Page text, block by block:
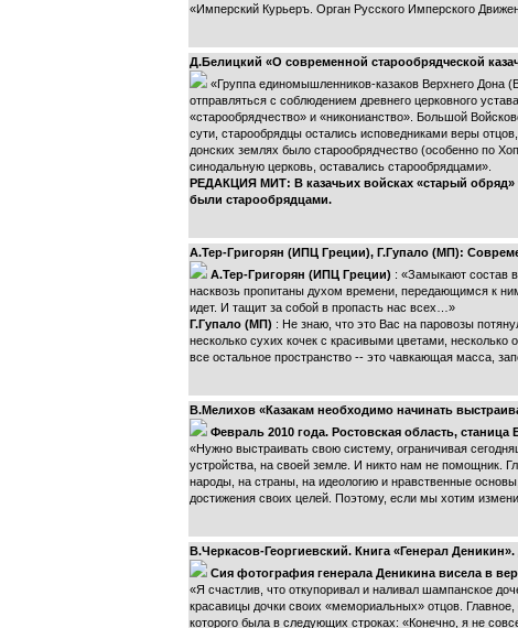
«Имперский Курьеръ. Орган Русского Имперского
Д.Белицкий «О современной старообрядческой
«Группа единомышленников-казаков Верхнего Дона
отправляться с соблюдением древнего церковного
«старообрядчество» и «никонианство». Большой
сути, старообрядцы остались исповедниками веры
донских землях было старообрядчество (особенно по
синодальную церковь, оставались старообрядцами».
РЕДАКЦИЯ МИТ: В казачьих войсках «старый обряд»
были старообрядцами.
А.Тер-Григорян (ИПЦ Греции), Г.Гупало (МП):
А.Тер-Григорян (ИПЦ Греции) : «Замыкают состав
насквозь пропитаны духом времени, передающимся к
идет. И тащит за собой в пропасть нас всех…»
Г.Гупало (МП) : Не знаю, что это Вас на паровозы
несколько сухих кочек с красивыми цветами,
все остальное пространство -- это чавкающая масса,
В.Мелихов «Казакам необходимо начинать
Февраль 2010 года. Ростовская область,
«Нужно выстраивать свою систему, ограничивая
устройства, на своей земле. И никто нам не помощник.
народы, на страны, на идеологию и нравственные
достижения своих целей. Поэтому, если мы хотим
В.Черкасов-Георгиевский. Книга «Генерал
Сия фотография генерала Деникина висела в
«Я счастлив, что откупоривал и наливал шампанское
красавицы дочки своих «мемориальных» отцов.
которого была в следующих строках: «Конечно, я не